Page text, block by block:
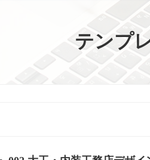
テンプ